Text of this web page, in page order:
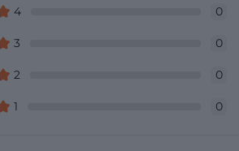
4 0
3 0
2 0
1 0